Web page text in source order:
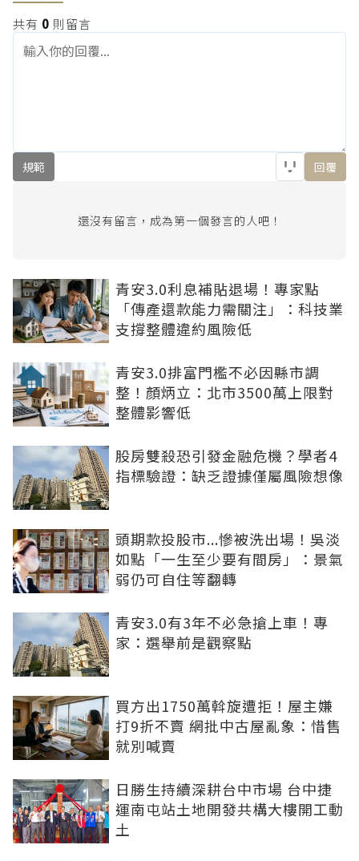
共有 0 則留言
規範 回覆
還沒有留言，成為第一個發言的人吧！
青安3.0利息補貼退場！專家點
「傳產還款能力需關注」：科技業
支撐整體違約風險低
青安3.0排富門檻不必因縣市調
整！顏炳立：北市3500萬上限對
整體影響低
股房雙殺恐引發金融危機？學者4
指標驗證：缺乏證據僅屬風險想像
頭期款投股市...慘被洗出場！吳淡
如點「一生至少要有間房」：景氣
弱仍可自住等翻轉
青安3.0有3年不必急搶上車！專
家：選舉前是觀察點
買方出1750萬斡旋遭拒！屋主嫌
打9折不賣 網批中古屋亂象：惜售
就別喊賣
日勝生持續深耕台中市場 台中捷
運南屯站土地開發共構大樓開工動
土